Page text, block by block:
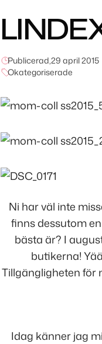
Publicerad,29 april 2015
Okategoriserade
Ni har väl inte
finns dessutom
bästa är? I
butikerna!
Tillgängligheten för
Idag känner jag